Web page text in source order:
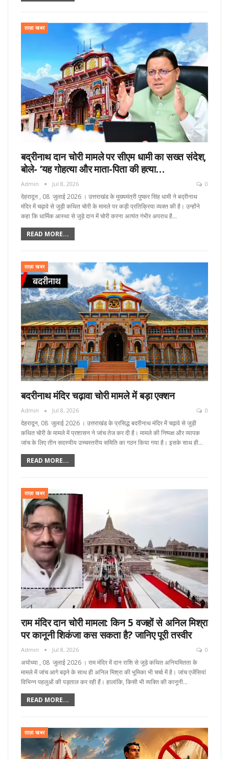
ताज़ा खबर
बद्रीनाथ दान चोरी मामले पर सीएम धामी का सख्त संदेश,
बोले- ‘यह गोहत्या और माता-पिता की हत्या…
Admin Jul 8, 2026 0
देहरादून , 08 जुलाई 2026 । उत्तराखंड के मुख्यमंत्री पुष्कर सिंह धामी ने बद्रीनाथ
मंदिर में चढ़ावे से जुड़ी कथित चोरी के मामले पर कड़ी प्रतिक्रिया व्यक्त की है। उन्होंने
कहा कि धार्मिक आस्था से जुड़े दान में चोरी करना अत्यंत गंभीर अपराध है…
READ MORE...
ताज़ा खबर
बदरीनाथ मंदिर चढ़ावा चोरी मामले में बड़ा एक्शन
Admin Jul 8, 2026 0
देहरादून, 08 जुलाई 2026 । उत्तराखंड के प्रसिद्ध बदरीनाथ मंदिर में चढ़ावे से जुड़ी
कथित चोरी के मामले में प्रशासन ने जांच तेज कर दी है। मामले की निष्पक्ष और व्यापक
जांच के लिए तीन सदस्यीय उच्चस्तरीय समिति का गठन किया गया है। इसके साथ ही…
READ MORE...
ताज़ा खबर
राम मंदिर दान चोरी मामला: किन 5 वजहों से अनिल मिश्रा
पर कानूनी शिकंजा कस सकता है? जानिए पूरी तस्वीर
Admin Jul 8, 2026 0
अयोध्या , 08 जुलाई 2026 । राम मंदिर में दान राशि से जुड़े कथित अनियमितता के
मामले में जांच आगे बढ़ने के साथ ही अनिल मिश्रा की भूमिका भी चर्चा में है। जांच एजेंसियां
विभिन्न पहलुओं की पड़ताल कर रही हैं। हालांकि, किसी भी व्यक्ति की कानूनी…
READ MORE...
ताज़ा खबर